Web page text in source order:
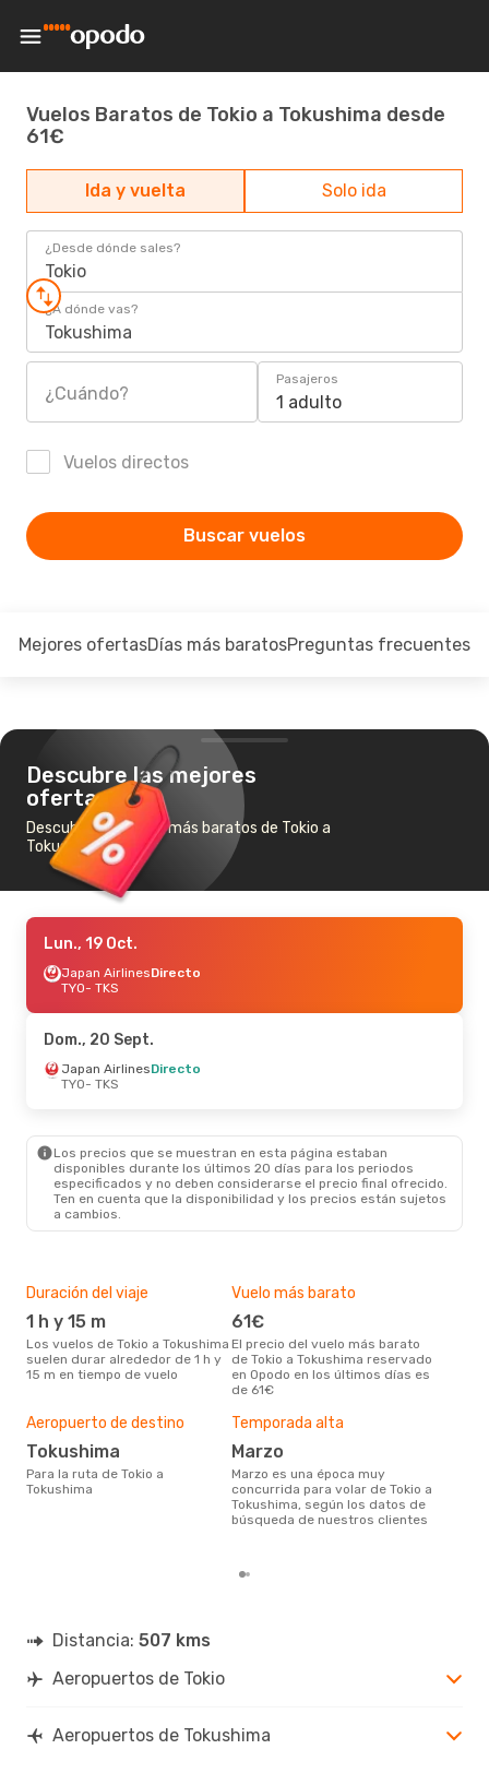
Vuelos Baratos de Tokio a Tokushima desde
61€
Ida y vuelta Solo ida
¿Desde dónde sales?
Tokio
¿A dónde vas?
Tokushima
¿Cuándo?
Pasajeros
1 adulto
Vuelos directos
Buscar vuelos
Mejores ofertasDías más baratosPreguntas frecuentes
Descubre las mejores
ofertas
Descubre los vuelos más baratos de Tokio a
Tokushima
Lun., 19 Oct.
Japan AirlinesDirecto
TYO- TKS
Dom., 20 Sept.
Japan AirlinesDirecto
TYO- TKS
Los precios que se muestran en esta página estaban
disponibles durante los últimos 20 días para los periodos
especificados y no deben considerarse el precio final ofrecido.
Ten en cuenta que la disponibilidad y los precios están sujetos
a cambios.
Duración del viaje
1 h y 15 m
Los vuelos de Tokio a Tokushima
suelen durar alrededor de 1 h y
15 m en tiempo de vuelo
Vuelo más barato
61€
El precio del vuelo más barato
de Tokio a Tokushima reservado
en Opodo en los últimos días es
de 61€
Aeropuerto de destino
Tokushima
Para la ruta de Tokio a
Tokushima
Temporada alta
marzo
marzo es una época muy
concurrida para volar de Tokio a
Tokushima, según los datos de
búsqueda de nuestros clientes
Distancia: 507 kms
Aeropuertos de Tokio
Aeropuertos de Tokushima